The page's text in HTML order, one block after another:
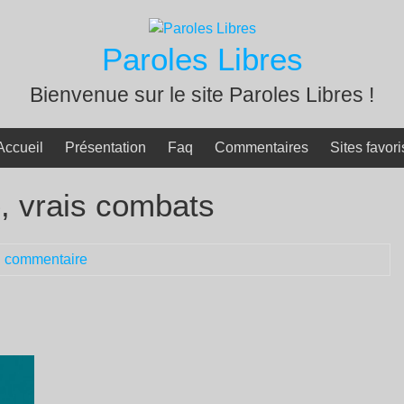
Paroles Libres
Bienvenue sur le site Paroles Libres !
Présentation Faq Commentaires Sites
vrais combats
commentaire